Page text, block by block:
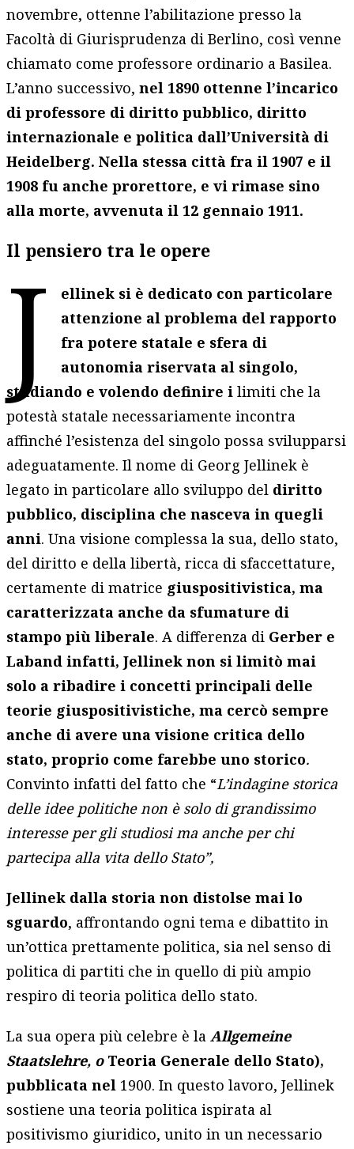
novembre, ottenne l’abilitazione presso la
Facoltà di Giurisprudenza di Berlino, così venne
chiamato come professore ordinario a Basilea.
L’anno successivo,nel 1890 ottenne l’incarico
di professore di diritto pubblico, diritto
internazionale e politica dall’Università di
Heidelberg. Nella stessa città fra il 1907 e il
1908 fu anche prorettore, e vi rimase sino
alla morte, avvenuta il 12 gennaio 1911.
Il pensiero tra le opere
J ellinek si è dedicato con particolare
attenzione al problema del rapporto
fra potere statale e sfera di
autonomia riservata al singolo,
studiando e volendo definire i limiti che la
potestà statale necessariamente incontra
affinché l’esistenza del singolo possa svilupparsi
adeguatamente. Il nome di Georg Jellinek è
legato in particolare allo sviluppo del diritto
pubblico, disciplina che nasceva in quegli
anni. Una visione complessa la sua, dello stato,
del diritto e della libertà, ricca di sfaccettature,
certamente di matrice giuspositivistica, ma
caratterizzata anche da sfumature di
stampo più liberale. A differenza di Gerber e
Laband infatti, Jellinek non si limitò mai
solo a ribadire i concetti principali delle
teorie giuspositivistiche, ma cercò sempre
anche di avere una visione critica dello
stato, proprio come farebbe uno storico.
Convinto infatti del fatto che “L’indagine storica
delle idee politiche non è solo di grandissimo
interesse per gli studiosi ma anche per chi
partecipa alla vita dello Stato”,
Jellinek dalla storia non distolse mai lo
sguardo, affrontando ogni tema e dibattito in
un’ottica prettamente politica, sia nel senso di
politica di partiti che in quello di più ampio
respiro di teoria politica dello stato.
La sua opera più celebre è laAllgemeine
Staatslehre, o Teoria Generale dello Stato),
pubblicata nel 1900. In questo lavoro, Jellinek
sostiene una teoria politica ispirata al
positivismo giuridico, unito in un necessario